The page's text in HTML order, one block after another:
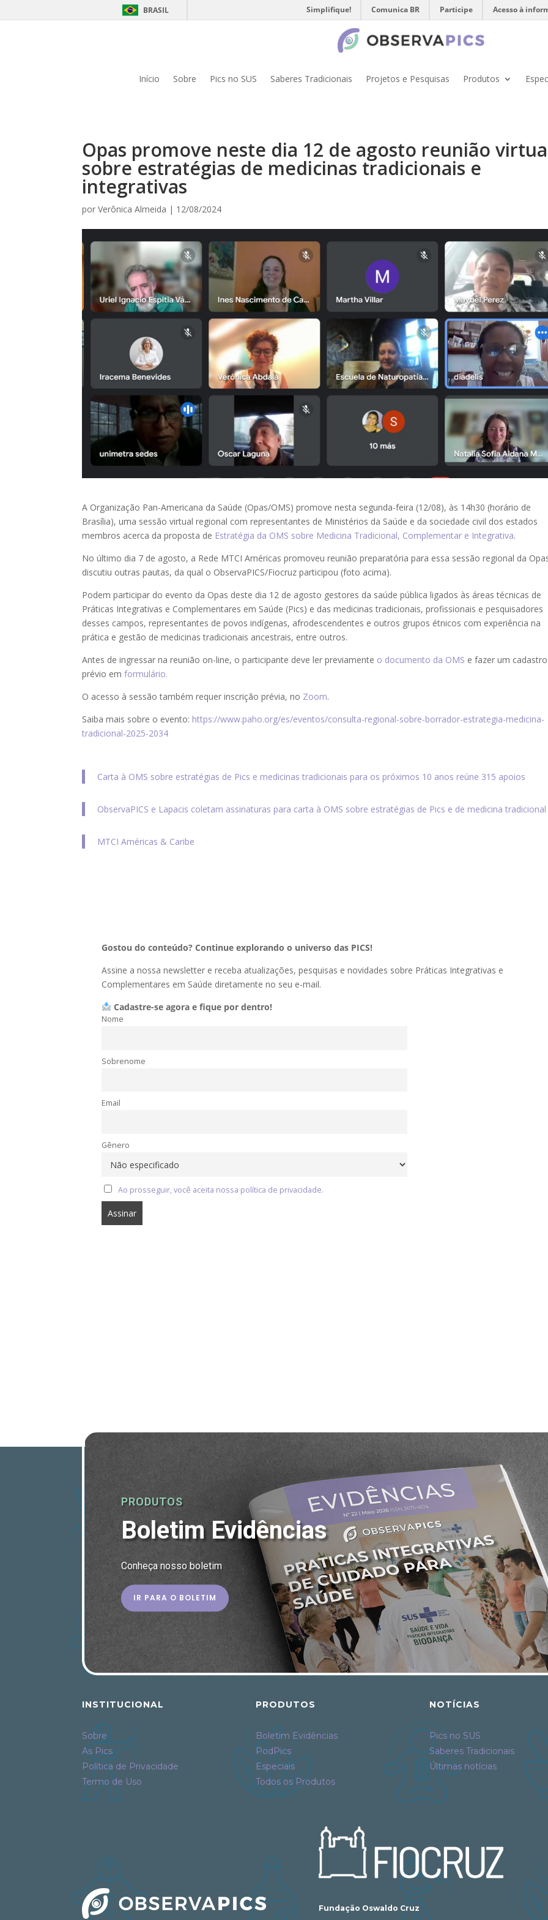
BRASIL Simplifique! Comunica BR Participe Acesso à
Início Sobre Pics no SUS Saberes Tradicionais Projetos e Pesquisas Produtos
Opas promove neste dia 12 de agosto reunião
sobre estratégias de medicinas tradicionais e
integrativas
porVerônica Almeida | 12/08/2024
A Organização Pan-Americana da Saúde (Opas/OMS) promove nesta segunda-feira (12/08), às 14h30 (horário de
Brasília), uma sessão virtual regional com representantes de Ministérios da Saúde e da sociedade civil dos estados
membros acerca da proposta de Estratégia da OMS sobre Medicina Tradicional, Complementar e Integrativa.
No último dia 7 de agosto, a Rede MTCI Américas promoveu reunião preparatória para essa sessão regional da
discutiu outras pautas, da qual o ObservaPICS/Fiocruz participou (foto acima).
Podem participar do evento da Opas deste dia 12 de agosto gestores da saúde pública ligados às áreas técnicas de
Práticas Integrativas e Complementares em Saúde (Pics) e das medicinas tradicionais, profissionais e pesquisadores
desses campos, representantes de povos indígenas, afrodescendentes e outros grupos étnicos com experiência na
prática e gestão de medicinas tradicionais ancestrais, entre outros.
Antes de ingressar na reunião on-line, o participante deve ler previamente o documento da OMS e fazer um cadastro
prévio emformulário.
O acesso à sessão também requer inscrição prévia, no Zoom.
Saiba mais sobre o evento: https://www.paho.org/es/eventos/consulta-regional-sobre-borrador-estrategia-medicina-
tradicional-2025-2034
Carta à OMS sobre estratégias de Pics e medicinas tradicionais para os próximos 10 anos reúne 315 apoios
ObservaPICS e Lapacis coletam assinaturas para carta à OMS sobre estratégias de Pics e de medicina tradicional
MTCI Américas & Caribe
Gostou do conteúdo? Continue explorando o universo das PICS!
Assine a nossa newsletter e receba atualizações, pesquisas e novidades sobre Práticas Integrativas e
Complementares em Saúde diretamente no seu e-mail.
Cadastre-se agora e fique por dentro!
Nome
Sobrenome
Email
Gênero
Ao prosseguir, você aceita nossa política de privacidade.
PRODUTOS
Boletim Evidências
Conheça nosso boletim
IR PARA O BOLETIM
INSTITUCIONAL
Sobre
As Pics
Política de Privacidade
Termo de Uso
PRODUTOS
Boletim Evidências
PodPics
Especiais
Todos os Produtos
NOTÍCIAS
Pics no SUS
Saberes Tradicionais
Últimas notícias
Fundação Oswaldo Cruz